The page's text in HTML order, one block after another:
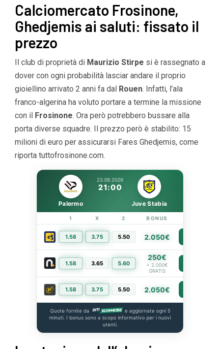
Calciomercato Frosinone,
Ghedjemis ai saluti: fissato il
prezzo
Il club di proprietà di Maurizio Stirpe si è rassegnato a
dover con ogni probabilità lasciar andare il proprio
gioiellino arrivato 2 anni fa dal Rouen. Infatti, l’ala
franco-algerina ha voluto portare a termine la missione
con il Frosinone. Ora però potrebbero bussare alla
porta diverse squadre. Il prezzo però è stabilito: 15
milioni di euro per assicurarsi Fares Ghedjemis, come
riporta tuttofrosinone.com.
23.08.2026
21:00
Palermo Juve Stabia
1 X 2 BONUS
1.58 3.75 5.50 2.050€
1.58 3.65 5.60
250€
+ 2.000€
GRATIS
1.58 3.75 5.50 2.050€
Quote fornite da
e aggiornate ogni 5
minuti. I bonus sono a scopo informativo per i nuovi
utenti.